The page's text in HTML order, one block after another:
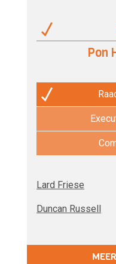
Pon
Lard Friese
Duncan Russell